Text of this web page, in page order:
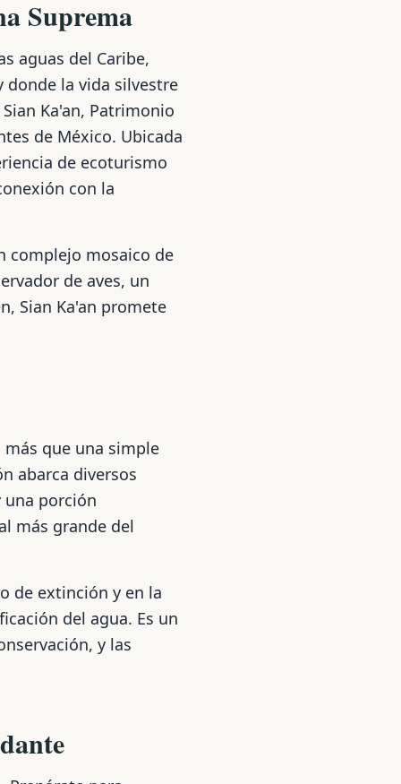
Suprema
aguas del Caribe,
donde la vida silvestre
Ka'an, Patrimonio
de México. Ubicada
de ecoturismo
con la
complejo mosaico de
de aves, un
Sian Ka'an promete
más que una simple
abarca diversos
una porción
más grande del
de extinción y en la
del agua. Es un
y las